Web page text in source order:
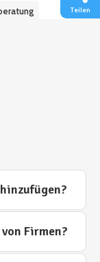
Firmen?
Teilen